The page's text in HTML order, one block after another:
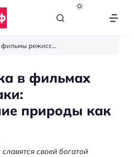
режиссёров
в фильмах
природы как
своей богатой